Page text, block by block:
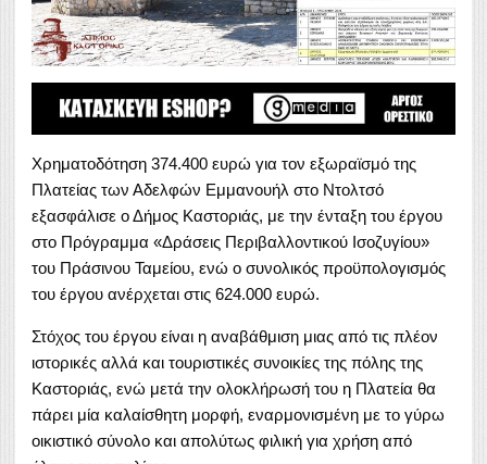
Χρηματοδότηση 374.400 ευρώ για τον εξωραϊσμό της
Πλατείας των Αδελφών Εμμανουήλ στο Ντολτσό
εξασφάλισε ο Δήμος Καστοριάς, με την ένταξη του έργου
στο Πρόγραμμα «Δράσεις Περιβαλλοντικού Ισοζυγίου»
του Πράσινου Ταμείου, ενώ ο συνολικός προϋπολογισμός
του έργου ανέρχεται στις 624.000 ευρώ.
Στόχος του έργου είναι η αναβάθμιση μιας από τις πλέον
ιστορικές αλλά και τουριστικές συνοικίες της πόλης της
Καστοριάς, ενώ μετά την ολοκλήρωσή του η Πλατεία θα
πάρει μία καλαίσθητη μορφή, εναρμονισμένη με το γύρω
οικιστικό σύνολο και απολύτως φιλική για χρήση από